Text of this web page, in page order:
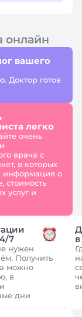
онлайн
вашего
Доктор готов
легко
очень
врача с
в которых
информация о
стоимость
услуг и
7
нужен
Получить
можно
в
дни